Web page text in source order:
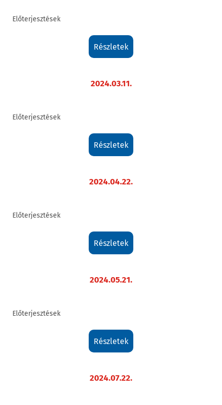
Előterjesztések
részletek
2024.03.11.
Előterjesztések
részletek
2024.04.22.
Előterjesztések
részletek
2024.05.21.
Előterjesztések
részletek
2024.07.22.